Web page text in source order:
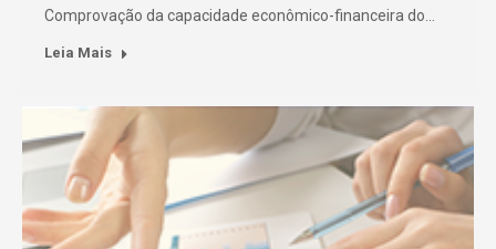
Comprovação da capacidade econômico-financeira do…
Leia Mais